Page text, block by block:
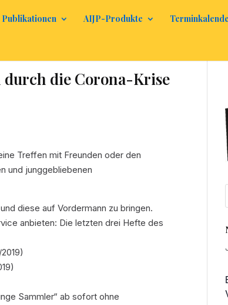
Publikationen AIJP-Produkte
die Corona-Krise
Treffen mit Freunden oder den
und junggebliebenen
diese auf Vordermann zu bringen.
anbieten: Die letzten drei Hefte des
Sammler“ ab sofort ohne